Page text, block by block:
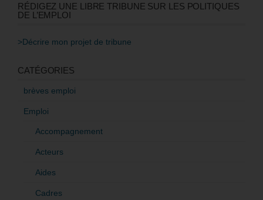
RÉDIGEZ UNE LIBRE TRIBUNE SUR LES POLITIQUES
DE L’EMPLOI
>Décrire mon projet de tribune
CATÉGORIES
brèves emploi
Emploi
Accompagnement
Acteurs
Aides
Cadres